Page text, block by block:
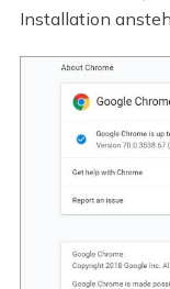
Installation